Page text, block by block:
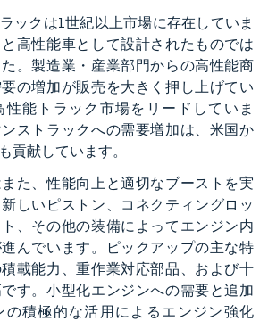
ックは1世紀以上市場に存在していま
高性能車として設計されたものでは
。製造業・産業部門からの高性能商
の増加が販売を大きく押し上げてい
性能トラック市場をリードしていま
ストラックへの需要増加は、米国か
貢献しています。
た、性能向上と適切なブーストを実
しいピストン、コネクティングロッ
、その他の装備によってエンジン内
んでいます。ピックアップの主な特
載能力、重作業対応部品、および十
す。小型化エンジンへの需要と追加
の積極的な活用によるエンジン強化